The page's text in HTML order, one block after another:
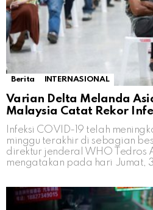
Berita INTERNASIONAL
Varian Delta Melanda
Malaysia Catat Rekor
Infeksi COVID-19 telah
minggu terakhir di sebagian
direktur jenderal WHO Tedros
mengatakan pada hari Jumat,